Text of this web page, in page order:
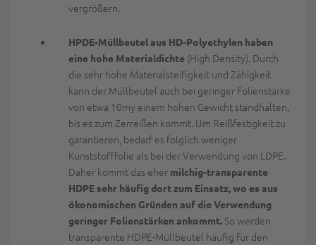
vergrößern.
HPDE-Müllbeutel aus HD-Polyethylen haben
eine hohe Materialdichte (High Density). Durch
die sehr hohe Materialsteifigkeit und Zähigkeit
kann der Müllbeutel auch bei geringer Folienstärke
von etwa 10my einem hohen Gewicht standhalten,
bis es zum Zerreißen kommt. Um Reißfestigkeit zu
garantieren, bedarf es folglich weniger
Kunststofffolie als bei der Verwendung von LDPE.
Daher kommt das eher milchig-transparente
HDPE sehr häufig dort zum Einsatz, wo es aus
ökonomischen Gründen auf die Verwendung
geringer Folienstärken ankommt. So werden
transparente HDPE-Müllbeutel häufig für den